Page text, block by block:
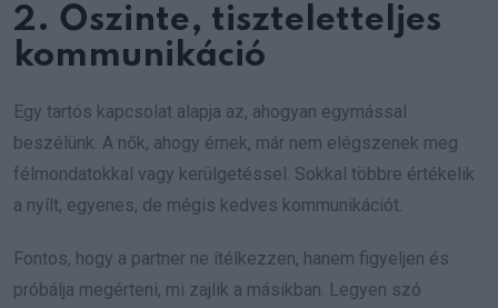
2. Őszinte, tiszteletteljes
kommunikáció
Egy tartós kapcsolat alapja az, ahogyan egymással
beszélünk. A nők, ahogy érnek, már nem elégszenek meg
félmondatokkal vagy kerülgetéssel. Sokkal többre értékelik
a nyílt, egyenes, de mégis kedves kommunikációt.
Fontos, hogy a partner ne ítélkezzen, hanem figyeljen és
próbálja megérteni, mi zajlik a másikban. Legyen szó